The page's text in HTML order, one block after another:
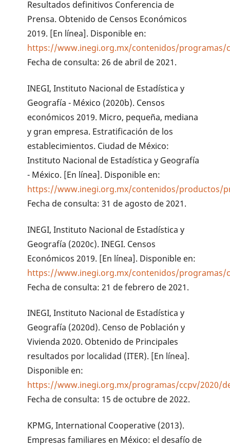
Resultados definitivos Conferencia de
Prensa. Obtenido de Censos Económicos
2019. [En línea]. Disponible en:
https://www.inegi.org.mx/contenidos/programas/
Fecha de consulta: 26 de abril de 2021.
INEGI, Instituto Nacional de Estadística y
Geografía - México (2020b). Censos
económicos 2019. Micro, pequeña, mediana
y gran empresa. Estratificación de los
establecimientos. Ciudad de México:
Instituto Nacional de Estadística y Geografía
- México. [En línea]. Disponible en:
https://www.inegi.org.mx/contenidos/productos/
Fecha de consulta: 31 de agosto de 2021.
INEGI, Instituto Nacional de Estadística y
Geografía (2020c). INEGI. Censos
Económicos 2019. [En línea]. Disponible en:
https://www.inegi.org.mx/contenidos/programas/
Fecha de consulta: 21 de febrero de 2021.
INEGI, Instituto Nacional de Estadística y
Geografía (2020d). Censo de Población y
Vivienda 2020. Obtenido de Principales
resultados por localidad (ITER). [En línea].
Disponible en:
https://www.inegi.org.mx/programas/ccpv/2020/
Fecha de consulta: 15 de octubre de 2022.
KPMG, International Cooperative (2013).
Empresas familiares en México: el desafío de